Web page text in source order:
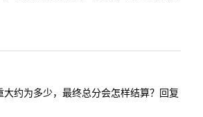
约为多少，最终总分会怎样结算？回复